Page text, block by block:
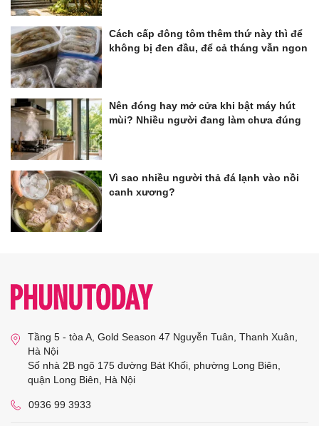
Cách cấp đông tôm thêm thứ này thì để
không bị đen đầu, để cả tháng vẫn ngon
Nên đóng hay mở cửa khi bật máy hút
mùi? Nhiều người đang làm chưa đúng
Vì sao nhiều người thả đá lạnh vào nồi
canh xương?
Tầng 5 - tòa A, Gold Season 47 Nguyễn Tuân, Thanh Xuân,
Hà Nội
Số nhà 2B ngõ 175 đường Bát Khối, phường Long Biên,
quận Long Biên, Hà Nội
0936 99 3933